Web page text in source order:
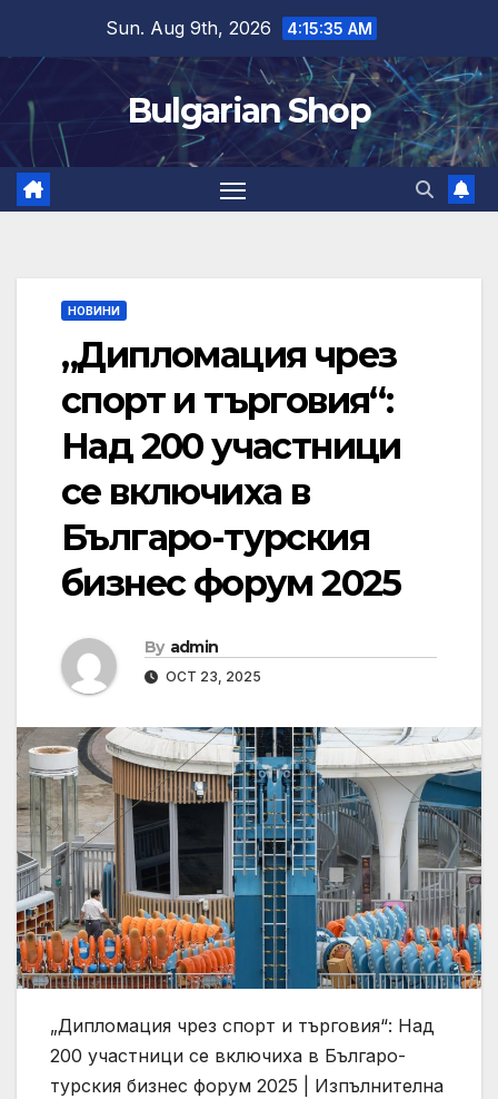
content
Sun. Aug 9th, 2026 4:15:36 AM
Bulgarian Shop
НОВИНИ
„Дипломация чрез
спорт и търговия“:
Над 200 участници
се включиха в
Българо-турския
бизнес форум 2025
By admin
OCT 23, 2025
„Дипломация чрез спорт и търговия“: Над
200 участници се включиха в Българо-
турския бизнес форум 2025 | Изпълнителна